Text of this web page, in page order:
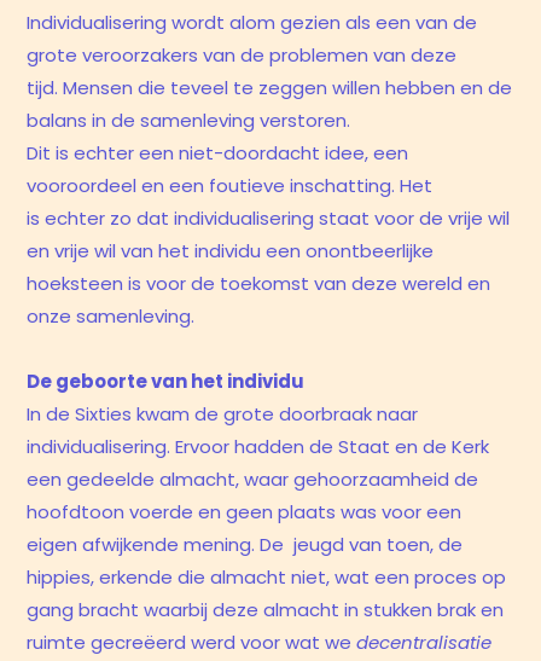
Individualisering wordt alom gezien als een van de
grote veroorzakers van de problemen van deze
tijd. Mensen die teveel te zeggen willen hebben en de
balans in de samenleving verstoren.
Dit is echter een niet-doordacht idee, een
vooroordeel en een foutieve inschatting. Het
is echter zo dat individualisering staat voor de vrije wil
en vrije wil van het individu een onontbeerlijke
hoeksteen is voor de toekomst van deze wereld en
onze samenleving.
De geboorte van het individu
In de Sixties kwam de grote doorbraak naar
individualisering. Ervoor hadden de Staat en de Kerk
een gedeelde almacht, waar gehoorzaamheid de
hoofdtoon voerde en geen plaats was voor een
eigen afwijkende mening. De jeugd van toen, de
hippies, erkende die almacht niet, wat een proces op
gang bracht waarbij deze almacht in stukken brak en
ruimte gecreëerd werd voor wat we decentralisatie